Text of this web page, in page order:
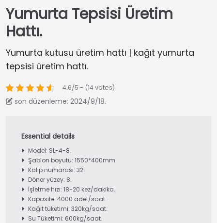
Yumurta Tepsisi Üretim
Hattı.
Yumurta kutusu üretim hattı | kağıt yumurta
tepsisi üretim hattı.
4.6/5 - (14 votes)
son düzenleme: 2024/9/18.
Model: SL-4-8.
Şablon boyutu: 1550*400mm.
Kalıp numarası: 32.
Döner yüzey: 8.
İşletme hızı: 18-20 kez/dakika.
Kapasite: 4000 adet/saat.
Kağıt tüketimi: 320kg/saat.
Su Tüketimi: 600kg/saat.